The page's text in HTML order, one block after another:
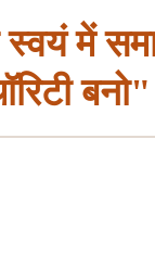
स्वयं में
बनो"